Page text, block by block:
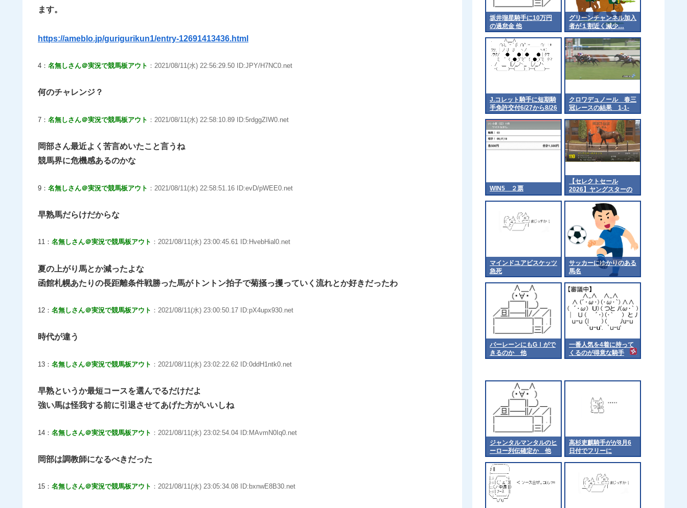
ます。
https://ameblo.jp/gurigurikun1/entry-12691413436.html
4： 名無しさん＠実況で競馬板アウト ：2021/08/11(水) 22:56:29.50 ID:JPY/H7NC0.net
何のチャレンジ？
7： 名無しさん＠実況で競馬板アウト ：2021/08/11(水) 22:58:10.89 ID:5rdggZIW0.net
岡部さん最近よく苦言めいたこと言うね
競馬界に危機感あるのかな
9： 名無しさん＠実況で競馬板アウト ：2021/08/11(水) 22:58:51.16 ID:evD/pWEE0.net
早熟馬だらけだからな
11： 名無しさん＠実況で競馬板アウト ：2021/08/11(水) 23:00:45.61 ID:HvebHial0.net
夏の上がり馬とか減ったよな
函館札幌あたりの長距離条件戦勝った馬がトントン拍子で菊掻っ攫っていく流れとか好きだったわ
12： 名無しさん＠実況で競馬板アウト ：2021/08/11(水) 23:00:50.17 ID:pX4upx930.net
時代が違う
13： 名無しさん＠実況で競馬板アウト ：2021/08/11(水) 23:02:22.62 ID:0ddH1ntk0.net
早熟というか最短コースを選んでるだけだよ
強い馬は怪我する前に引退させてあげた方がいいしね
14： 名無しさん＠実況で競馬板アウト ：2021/08/11(水) 23:02:54.04 ID:MAvmN0Iq0.net
岡部は調教師になるべきだった
15： 名無しさん＠実況で競馬板アウト ：2021/08/11(水) 23:05:34.08 ID:bxnwE8B30.net
坂井瑠星騎手に10万円
の過怠金 他
グリーンチャンネル加入
者が１割近く減少…
JRA無料ライブ配信開
始から２カ月で３・３万
減
J.コレット騎手に短期騎
手免許交付6/27から8/26
まで
クロワデュノール 春三
冠レースの結果 1-1-
2←これwww
WIN5 ２票
【セレクトセール
2026】ヤングスターの
2025（父イクイノック
ス）4億2千万円で落
マインドユアビスケッツ
急死
サッカーにゆかりのある
馬名
バーレーンにもGⅠがで
きるのか 他
一番人気を4着に持って
くるのが得意な騎手
ジャンタルマンタルのヒ
ーロー列伝確定か 他
高杉吏麒騎手がが8月6
日付でフリーに